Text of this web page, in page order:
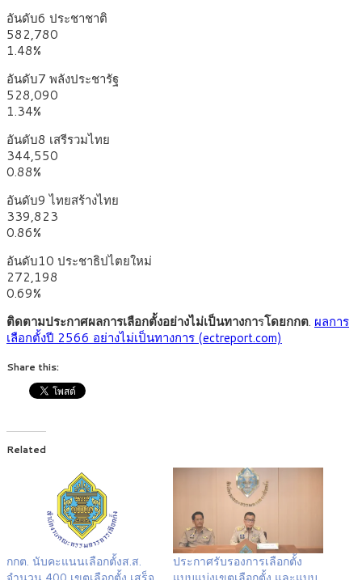
อันดับ6 ประชาชาติ
582,780
1.48%
อันดับ7 พลังประชารัฐ
528,090
1.34%
อันดับ8 เสรีรวมไทย
344,550
0.88%
อันดับ9 ไทยสร้างไทย
339,823
0.86%
อันดับ10 ประชาธิปไตยใหม่
272,198
0.69%
ติดตามประกาศผลการเลือกตั้งอย่างไม่เป็นทางการโดยกกต. ผลการ
เลือกตั้งปี 2566 อย่างไม่เป็นทางการ (ectreport.com)
Share this:
Related
กกต. นับคะแนนเลือกตั้งส.ส.
ประกาศรับรองการเลือกตั้ง